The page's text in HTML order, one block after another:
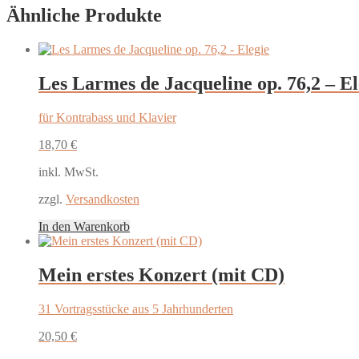
Ähnliche Produkte
Les Larmes de Jacqueline op. 76,2 –
für Kontrabass und Klavier
18,70 €
inkl. MwSt.
zzgl. Versandkosten
In den Warenkorb
Mein erstes Konzert (mit CD)
31 Vortragsstücke aus 5 Jahrhunderten
20,50 €